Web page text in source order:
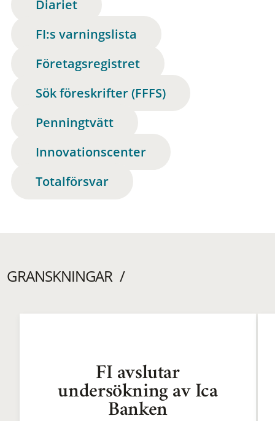
Diariet
FI:s varningslista
Företagsregistret
Sök föreskrifter (FFFS)
Penningtvätt
Innovationscenter
Totalförsvar
GRANSKNINGAR
FI avslutar
undersökning av Ica
Banken